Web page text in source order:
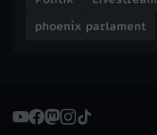
B
phoenix parlament